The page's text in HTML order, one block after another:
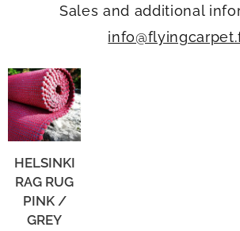
Sales and additional
HELSINKI
RAG RUG
PINK /
GREY